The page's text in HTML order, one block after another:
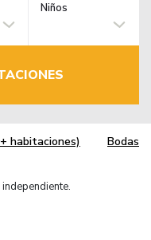
Niños
habitaciones) Bodas